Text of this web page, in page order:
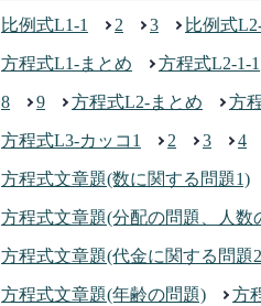
比例式L1-1 2 3 比例式
方程式L1-まとめ 方程式L2-1-1
8 9 方程式L2-まとめ 方
方程式L3-カッコ1 2 3 4
方程式文章題(数に関する問題1)
方程式文章題(分配の問題、人数
方程式文章題(代金に関する問題
方程式文章題(年齢の問題) 方